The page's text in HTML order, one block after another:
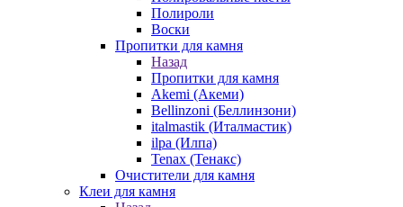
Полироли
Воски
Пропитки для камня
Назад
Пропитки для камня
Akemi (Акеми)
Bellinzoni (Беллинзони)
italmastik (Италмастик)
ilpa (Илпа)
Tenax (Тенакс)
Очистители для камня
Клеи для камня